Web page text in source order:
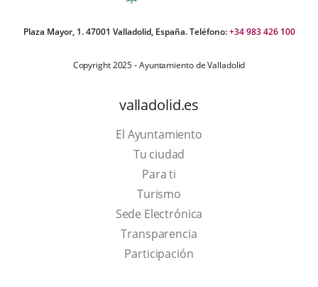
Plaza Mayor, 1. 47001 Valladolid, España. Teléfono:+34 983 426 100
Copyright 2025 - Ayuntamiento de Valladolid
valladolid.es
El Ayuntamiento
Tu ciudad
Para ti
TurismoThis
link
will
open
Sede Electrónica
Transparencia
Participación